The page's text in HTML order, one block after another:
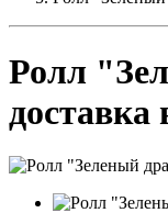
Ролл
доставка